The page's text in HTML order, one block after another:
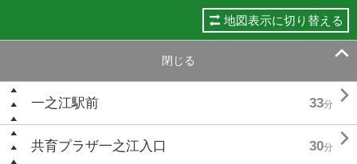
地図表示に切り替える
閉じる 
一之江駅前 33分 
共育プラザ一之江入口 30分 